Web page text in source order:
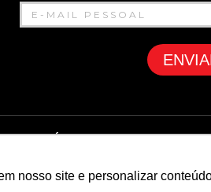
nosso site e personalizar
POLÍTICA DE